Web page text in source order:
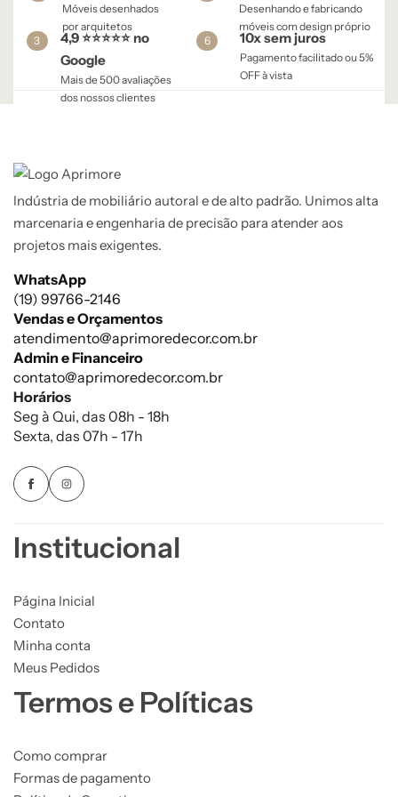
Móveis desenhados
por arquitetos
Desenhando e fabricando
móveis com design próprio
3
4,9 ⭐⭐⭐⭐⭐ no
Google
Mais de 500 avaliações
dos nossos clientes
6 10x sem juros
Pagamento facilitado ou 5%
OFF à vista​
Indústria de mobiliário autoral e de alto padrão. Unimos alta
marcenaria e engenharia de precisão para atender aos
projetos mais exigentes.
WhatsApp
(19) 99766-2146
Vendas e Orçamentos
atendimento@aprimoredecor.com.br
Admin e Financeiro
contato@aprimoredecor.com.br
Horários
Seg à Qui, das 08h - 18h
Sexta, das 07h - 17h
Institucional
Página Inicial
Contato
Minha conta
Meus Pedidos
Termos e Políticas
Como comprar
Formas de pagamento